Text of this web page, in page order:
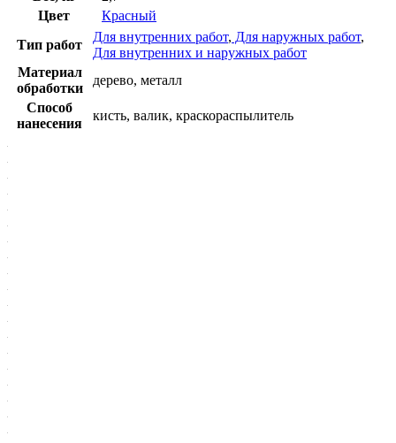
Цвет
Красный
Тип работ
Для внутренних работ, Для наружных работ,
Для внутренних и наружных работ
Материал
обработки
дерево, металл
Способ
нанесения
кисть, валик, краскораспылитель